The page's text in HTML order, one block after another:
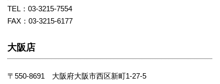
TEL：03-3215-7554
FAX：03-3215-6177
大阪店
〒550-8691 大阪府大阪市西区新町1-27-5